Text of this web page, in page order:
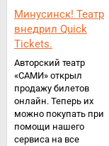
Минусинск! Театр
внедрил Quick
Tickets.
Авторский театр
«САМИ» открыл
продажу билетов
онлайн. Теперь их
можно покупать при
помощи нашего
сервиса на все